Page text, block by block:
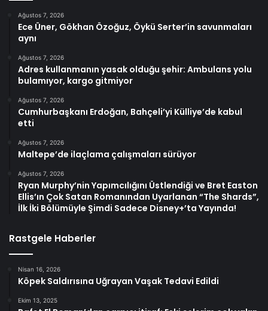
Ağustos 7, 2026
Ece Üner, Gökhan Özoğuz, Öykü Serter’in savunmaları
aynı
Ağustos 7, 2026
Adres kullanmanın yasak olduğu şehir: Ambulans yolu
bulamıyor, kargo gitmiyor
Ağustos 7, 2026
Cumhurbaşkanı Erdoğan, Bahçeli’yi Külliye’de kabul
etti
Ağustos 7, 2026
Maltepe’de ilaçlama çalışmaları sürüyor
Ağustos 7, 2026
Ryan Murphy’nin Yapımcılığını Üstlendiği ve Bret Easton
Ellis’ın Çok Satan Romanından Uyarlanan “The Shards”,
İlk İki Bölümüyle Şimdi Sadece Disney+’ta Yayında!
Rastgele Haberler
Nisan 16, 2026
Köpek Saldırısına Uğrayan Vaşak Tedavi Edildi
Ekim 13, 2025